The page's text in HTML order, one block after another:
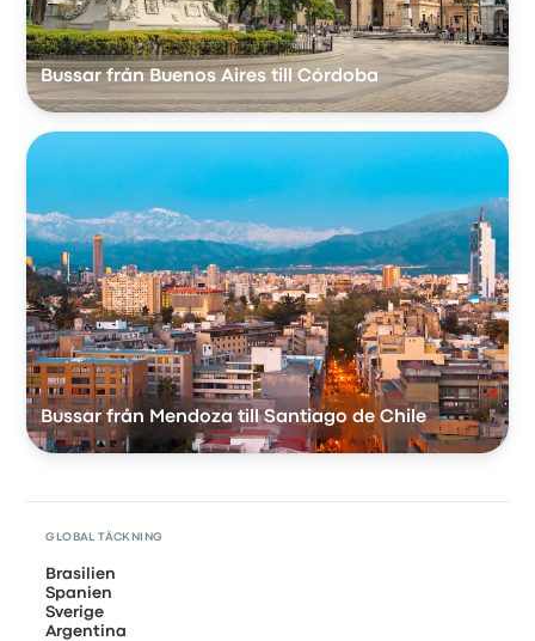
Bussar från Buenos Aires till Córdoba
Bussar från Mendoza till Santiago de Chile
GLOBAL TÄCKNING
Brasilien
Spanien
Sverige
Argentina